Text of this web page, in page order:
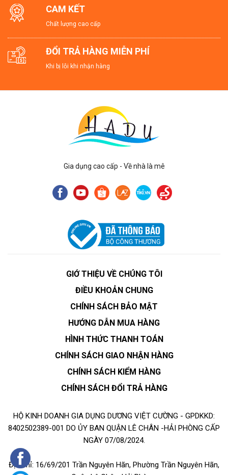
CAM KẾT
Chất lượng cao cấp
ĐỔI TRẢ HÀNG MIỄN PHÍ
Khi bị lỗi khi nhận hàng
Gia dụng cao cấp - Về nhà là mê
GIỚ THIỆU VỀ CHÚNG TÔI
ĐIỀU KHOẢN CHUNG
CHÍNH SÁCH BẢO MẬT
HƯỚNG DẪN MUA HÀNG
HÌNH THỨC THANH TOÁN
CHÍNH SÁCH GIAO NHẬN HÀNG
CHÍNH SÁCH KIỂM HÀNG
CHÍNH SÁCH ĐỔI TRẢ HÀNG
HỘ KINH DOANH GIA DỤNG DƯƠNG VIỆT CƯỜNG - GPDKKD:
8402502389-001 DO ỦY BAN QUẬN LÊ CHÂN -HẢI PHÒNG CẤP
NGÀY 07/08/2024.
Địa chỉ: 16/69/201 Trần Nguyên Hãn, Phường Trần Nguyên Hãn,